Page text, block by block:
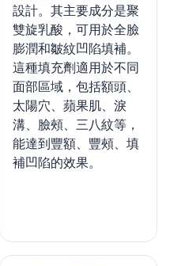
設計。其主要成分是聚
雙旋乳酸，可用於全臉
膨潤和皺紋凹陷填補。
這種填充劑適用於不同
面部區域，包括額頭、
太陽穴、蘋果肌、淚
溝、臉頰、三八紋等，
能達到豐額、豐頰、填
補凹陷的效果。